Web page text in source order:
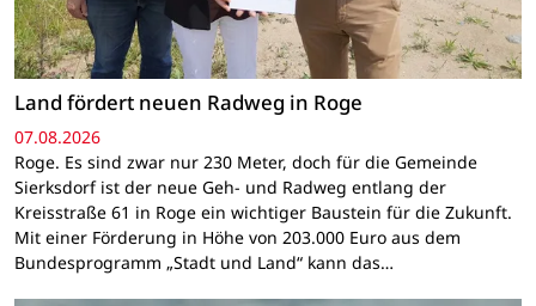
Land fördert neuen Radweg in Roge
07.08.2026
Roge. Es sind zwar nur 230 Meter, doch für die Gemeinde
Sierksdorf ist der neue Geh- und Radweg entlang der
Kreisstraße 61 in Roge ein wichtiger Baustein für die Zukunft.
Mit einer Förderung in Höhe von 203.000 Euro aus dem
Bundesprogramm „Stadt und Land“ kann das…